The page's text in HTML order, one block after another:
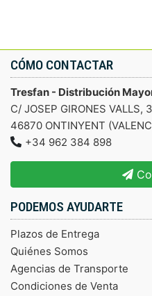
CÓMO CONTACTAR
Tresfan - Distribución
C/ JOSEP GIRONES VALLS, 3
46870 ONTINYENT
+34 962 384 898
PODEMOS AYUDARTE
Plazos de Entrega
Quiénes Somos
Agencias de Transporte
Condiciones de Venta